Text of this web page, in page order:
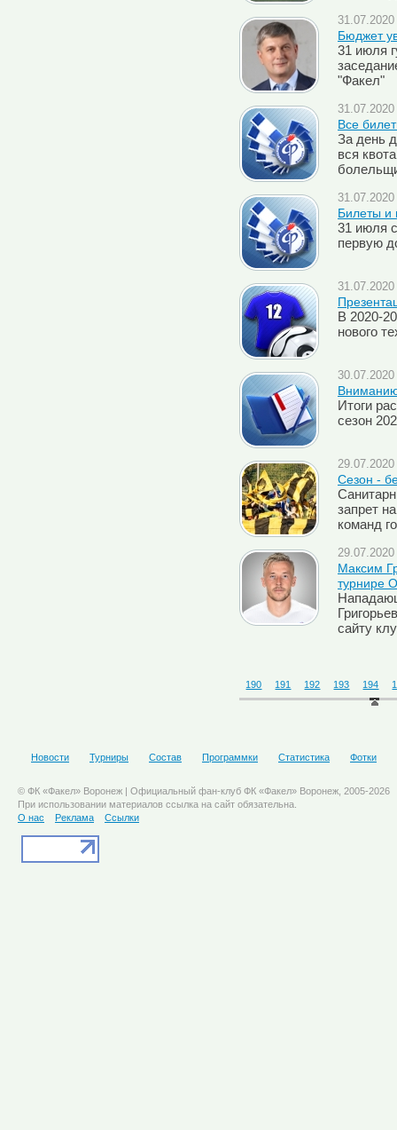
Бюджет
31 июля
"Факел"
Все
За день
вся
Билеты и
31 июля
первую
В 2020-
нового
Итоги
сезон
Сезон -
запрет
команд
Максим
турнире
сайту
190 191 192 193 194
Новости Турниры Состав Программки Статистика Фотки
© ФК «Факел» Воронеж | Официальный фан-клуб ФК «Факел» Воронеж, 2005-2026
При использовании материалов ссылка на сайт обязательна.
О нас
Реклама Ссылки